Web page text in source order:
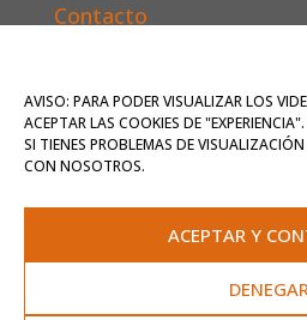
AVISO: PARA PODER VISUALIZAR LOS
ACEPTAR LAS COOKIES DE "EXPERIENCIA".
SI TIENES PROBLEMAS DE
CON NOSOTROS.
ACEPTAR Y
DENEGAR
Contacto
oficina@frescultura.es.
Conoce mássobre
Inicio
Qué ofrecemos
Contrata artistas